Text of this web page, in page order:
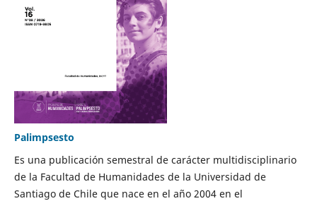
Palimpsesto
Es una publicación semestral de carácter multidisciplinario
de la Facultad de Humanidades de la Universidad de
Santiago de Chile que nace en el año 2004 en el